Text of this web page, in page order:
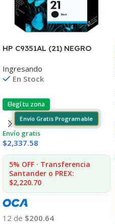
HP C9351AL (21) NEGRO
/4355 7ML (D)
Ingresando
En Stock
Elegí tu zona
Envío Gratis Programable
Envío gratis
$2,337.58
5% OFF · Transferencia
Santander o PREX:
$2,220.70
12 de $200.64